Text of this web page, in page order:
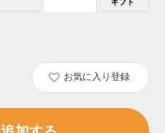
ギフト
お気に入り登録